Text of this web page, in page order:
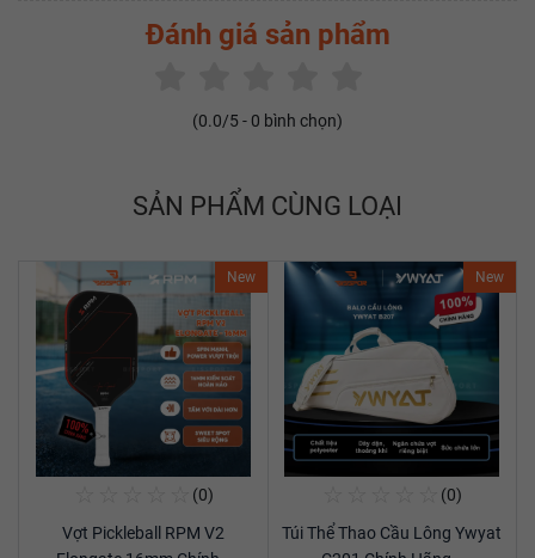
Đánh giá sản phẩm
(0.0/5 - 0 bình chọn)
SẢN PHẨM CÙNG LOẠI
New
(0)
Vợt Pickleball RPM V2
New
(0)
Túi Thể Thao Cầu Lông Ywyat